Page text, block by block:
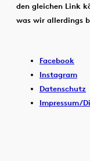
den gleichen Link
was wir allerdings
Facebook
Instagram
Datenschutz
Impressum/